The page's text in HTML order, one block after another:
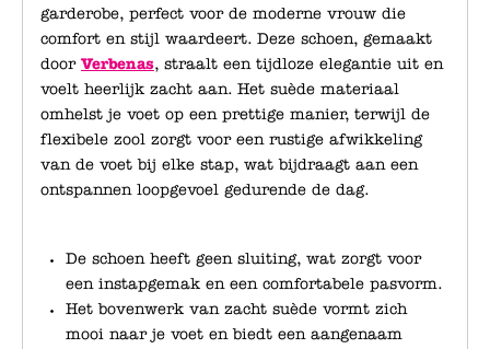
garderobe, perfect voor de moderne vrouw die
comfort en stijl waardeert. Deze schoen, gemaakt
door Verbenas, straalt een tijdloze elegantie uit en
voelt heerlijk zacht aan. Het suède materiaal
omhelst je voet op een prettige manier, terwijl de
flexibele zool zorgt voor een rustige afwikkeling
van de voet bij elke stap, wat bijdraagt aan een
ontspannen loopgevoel gedurende de dag.
De schoen heeft geen sluiting, wat zorgt voor
een instapgemak en een comfortabele pasvorm.
Het bovenwerk van zacht suède vormt zich
mooi naar je voet en biedt een aangenaam